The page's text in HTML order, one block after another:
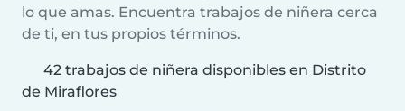
lo que amas. Encuentra trabajos de niñera cerca
de ti, en tus propios términos.
42 trabajos de niñera disponibles en Distrito
de Miraflores